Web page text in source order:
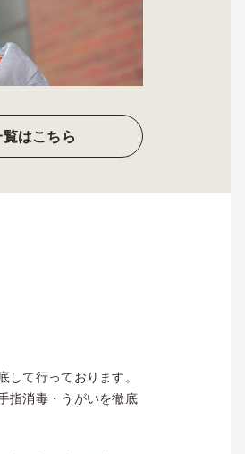
はこちら
て行っております。
指消毒・うがいを徹底